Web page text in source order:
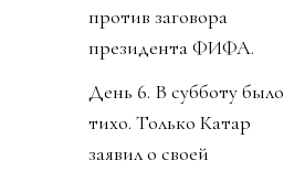
против заговора
президента ФИФА.
День 6. В субботу было
тихо. Только Катар
заявил о своей